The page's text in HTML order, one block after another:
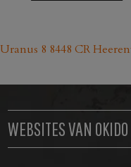
Uranus 8 8448 CR
WEBSITES VAN